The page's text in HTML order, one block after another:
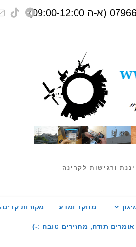
ורגישות לקרינה
מחקר ומדע מקורות קרינה
אומרים תודה, מחזירים טובה :-)